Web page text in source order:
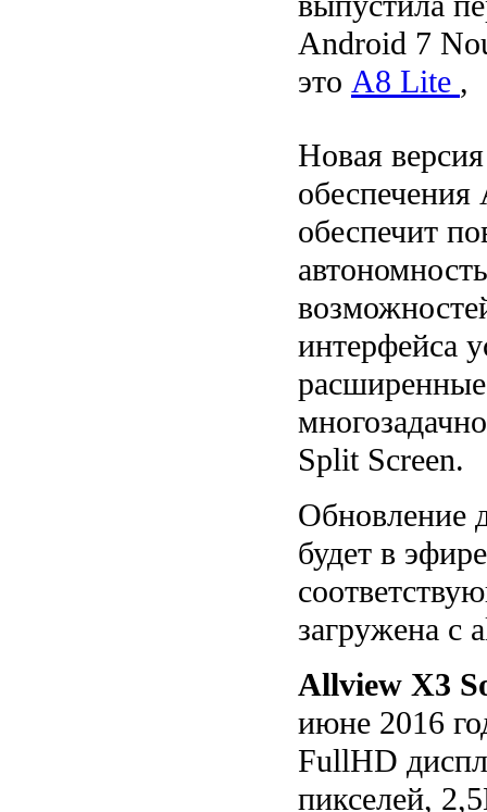
Android 7
это A8 Lite ,
Новая
обеспечит
интерфейса
Split Screen.
Обновление
будет в
загружена с
Allview X3
июне 2016
FullHD
пикселей,